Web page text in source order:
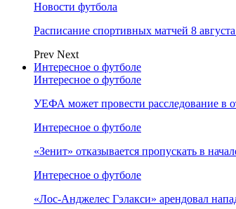
Новости футбола
Расписание спортивных матчей 8
Prev Next
Интересное о футболе
Интересное о футболе
УЕФА может провести расследование
Интересное о футболе
«Зенит» отказывается пропускать в
Интересное о футболе
«Лос‑Анджелес Гэлакси» арендовал